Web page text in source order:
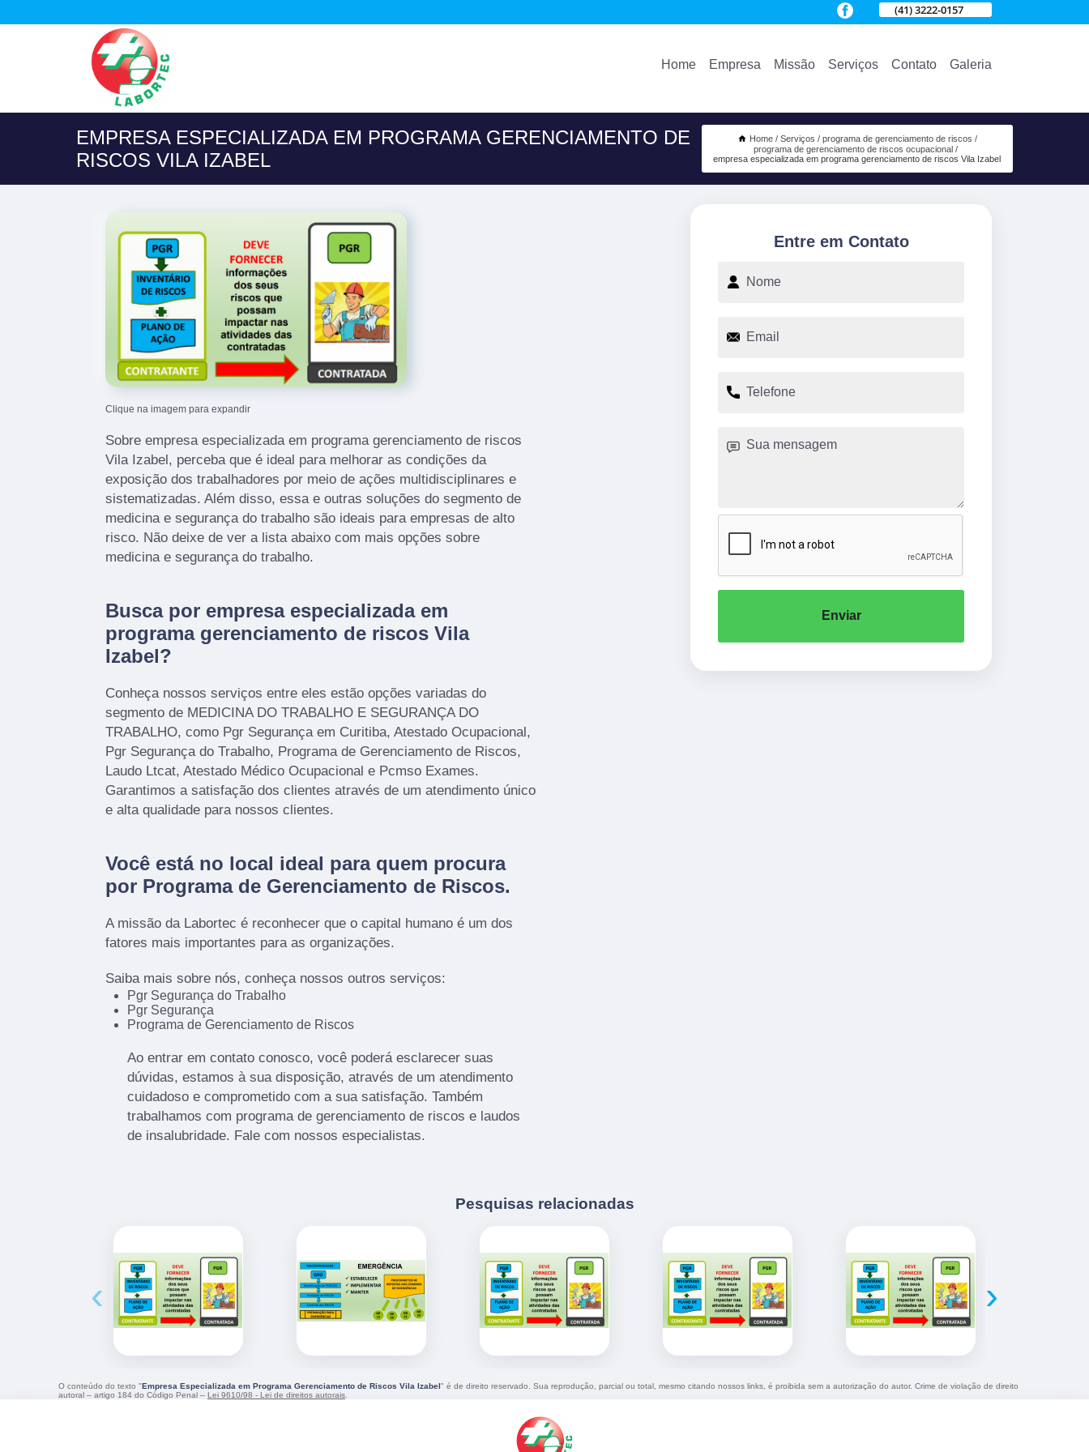
(41) 3222-0157
Home Empresa Missão Serviços Contato Galeria
EMPRESA ESPECIALIZADA EM PROGRAMA GERENCIAMENTO DE
RISCOS VILA IZABEL
Home Serviços
programa de gerenciamento de riscos
programa de gerenciamento de riscos ocupacional
empresa especializada em programa gerenciamento de riscos Vila Izabel
Clique na imagem para expandir
Sobre empresa especializada em programa gerenciamento de riscos
Vila Izabel, perceba que é ideal para melhorar as condições da
exposição dos trabalhadores por meio de ações multidisciplinares e
sistematizadas. Além disso, essa e outras soluções do segmento de
medicina e segurança do trabalho são ideais para empresas de alto
risco. Não deixe de ver a lista abaixo com mais opções sobre
medicina e segurança do trabalho.
Busca por empresa especializada em
programa gerenciamento de riscos Vila
Izabel?
Conheça nossos serviços entre eles estão opções variadas do
segmento de MEDICINA DO TRABALHO E SEGURANÇA DO
TRABALHO, como Pgr Segurança em Curitiba, Atestado Ocupacional,
Pgr Segurança do Trabalho, Programa de Gerenciamento de Riscos,
Laudo Ltcat, Atestado Médico Ocupacional e Pcmso Exames.
Garantimos a satisfação dos clientes através de um atendimento único
e alta qualidade para nossos clientes.
Você está no local ideal para quem procura
por Programa de Gerenciamento de Riscos.
A missão da Labortec é reconhecer que o capital humano é um dos
fatores mais importantes para as organizações.
Saiba mais sobre nós, conheça nossos outros serviços:
Pgr Segurança do Trabalho
Pgr Segurança
Programa de Gerenciamento de Riscos
Ao entrar em contato conosco, você poderá esclarecer suas
dúvidas, estamos à sua disposição, através de um atendimento
cuidadoso e comprometido com a sua satisfação. Também
trabalhamos com programa de gerenciamento de riscos e laudos
de insalubridade. Fale com nossos especialistas.
Entre em Contato
Enviar
Pesquisas relacionadas
‹ ›
O conteúdo do texto " Empresa Especializada em Programa Gerenciamento de Riscos Vila Izabel " é de direito reservado. Sua reprodução, parcial ou total, mesmo citando nossos links, é proibida sem a autorização do autor. Crime de violação de direito
autoral – artigo 184 do Código Penal – Lei 9610/98 - Lei de direitos autorais.